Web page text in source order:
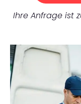
Ihre Anfrage ist